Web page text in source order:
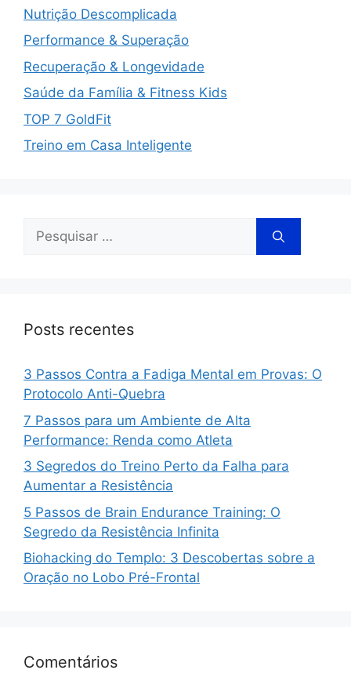
Nutrição Descomplicada
Performance & Superação
Recuperação & Longevidade
Saúde da Família & Fitness Kids
TOP 7 GoldFit
Treino em Casa Inteligente
Posts recentes
3 Passos Contra a Fadiga Mental em Provas: O
Protocolo Anti-Quebra
7 Passos para um Ambiente de Alta
Performance: Renda como Atleta
3 Segredos do Treino Perto da Falha para
Aumentar a Resistência
5 Passos de Brain Endurance Training: O
Segredo da Resistência Infinita
Biohacking do Templo: 3 Descobertas sobre a
Oração no Lobo Pré-Frontal
Comentários